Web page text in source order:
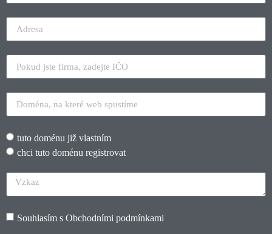
tuto doménu již vlastním
chci tuto doménu registrovat
Souhlasím s Obchodními podmínkami